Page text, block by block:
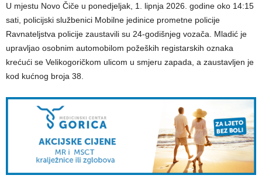
U mjestu Novo Čiče u ponedjeljak, 1. lipnja 2026. godine oko 14:15
sati, policijski službenici Mobilne jedinice prometne policije
Ravnateljstva policije zaustavili su 24-godišnjeg vozača. Mladić je
upravljao osobnim automobilom požeških registarskih oznaka
krećući se Velikogoričkom ulicom u smjeru zapada, a zaustavljen je
kod kućnog broja 38.